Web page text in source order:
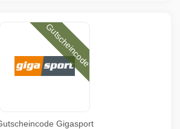
Gutscheincode
Gigasport